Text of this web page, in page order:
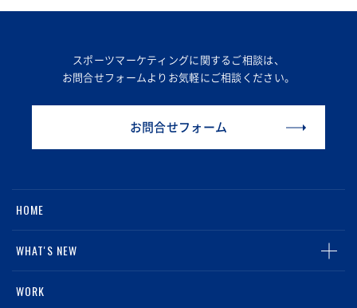
スポーツマーケティングに関するご相談は、
お問合せフォームより お気軽にご相談ください。
お問合せフォーム
HOME
WHAT'S NEW
ALL
WORK